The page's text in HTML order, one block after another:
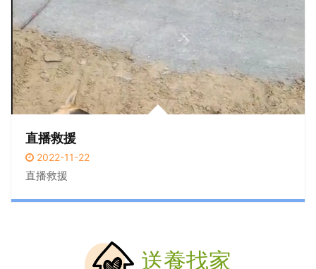
直播救援
2022-11-22
直播救援
送養找家